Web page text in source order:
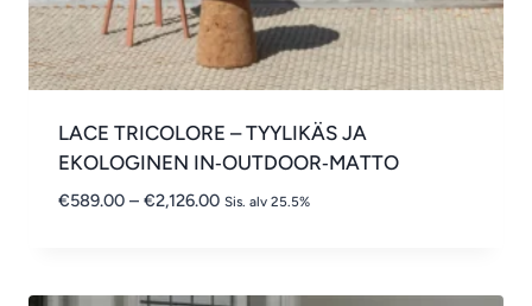
LACE TRICOLORE – TYYLIKÄS JA
EKOLOGINEN IN‑OUTDOOR‑MATTO
€589.00 – €2,126.00Hintaluokka:
Sis. alv 25.5%